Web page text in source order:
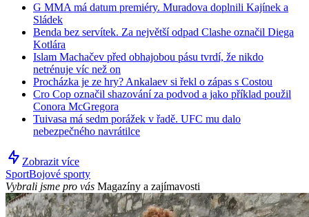
G MMA má datum premiéry. Muradova doplnili Kajínek a
Sládek
Benda bez servítek. Za největší odpad Clashe označil Diega
Kotlára
Islam Machačev před obhajobou pásu tvrdí, že nikdo
netrénuje víc než on
Procházka je ze hry? Ankalaev si řekl o zápas s Costou
Cro Cop označil shazování za podvod a jako příklad použil
Conora McGregora
Tuivasa má sedm porážek v řadě. UFC mu dalo
nebezpečného navrátilce
Zobrazit více
SportBojové sporty
Vybrali jsme pro vás Magazíny a zajímavosti